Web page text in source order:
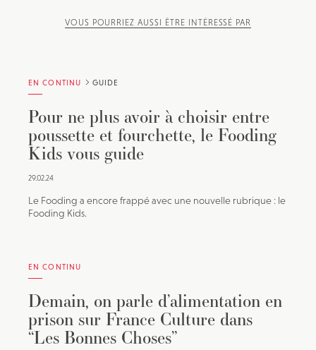
VOUS POURRIEZ AUSSI ÊTRE INTÉRESSÉ PAR
EN CONTINU GUIDE
Pour ne plus avoir à choisir entre
poussette et fourchette, le Fooding
Kids vous guide
29.02.24
Le Fooding a encore frappé avec une nouvelle rubrique : le
Fooding Kids.
EN CONTINU
Demain, on parle d’alimentation en
prison sur France Culture dans
“Les Bonnes Choses”